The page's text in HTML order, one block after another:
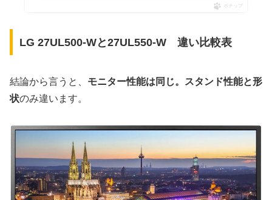
ポチップ
LG 27UL500-Wと27UL550-W 違い比較表
結論から言うと、 モニター性能は同じ。スタンド性能と形
状のみ違います。